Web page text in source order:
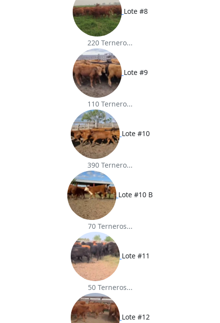
Lote #8
220 Ternero...
Lote #9
110 Ternero...
Lote #10
390 Ternero...
Lote #10 B
70 Terneros...
Lote #11
50 Terneros...
Lote #12